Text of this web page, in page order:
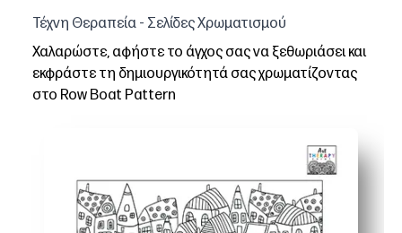
Τέχνη Θεραπεία - Σελίδες Χρωματισμού
Χαλαρώστε, αφήστε το άγχος σας να ξεθωριάσει και
εκφράστε τη δημιουργικότητά σας χρωματίζοντας
στο Row Boat Pattern
Προσεκτικές λεπτομέρειες - η καθαρή γραμμή τέχνης
Ευέλικτο για το σπίτι ή την τάξη - εκτυπώστε
Φορητή διασκέδαση χωρίς οθόνη - τοποθετήστε